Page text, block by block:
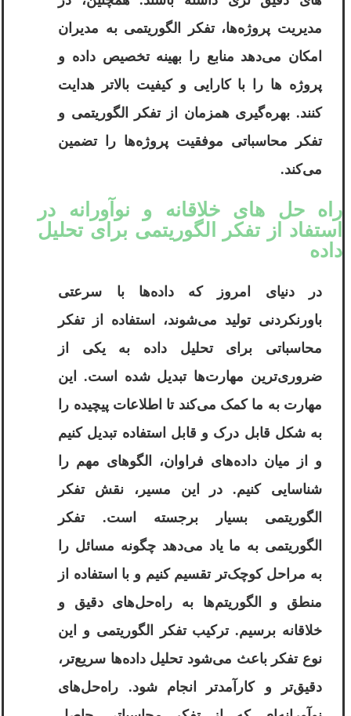
مدیریت پروژه‌ها، تفکر الگوریتمی به مدیران
امکان می‌دهد منابع را بهینه تخصیص داده و
پروژه‌ ها را با کارایی و کیفیت بالاتر هدایت
کنند. بهره‌گیری همزمان از تفکر الگوریتمی و
تفکر محاسباتی موفقیت پروژه‌ها را تضمین
می‌کند.
راه‌ حل‌ های خلاقانه و نوآورانه در
استفاد از تفکر الگوریتمی برای تحلیل
داده
در دنیای امروز که داده‌ها با سرعتی
باورنکردنی تولید می‌شوند، استفاده از تفکر
محاسباتی برای تحلیل داده به یکی از
ضروری‌ترین مهارت‌ها تبدیل شده است. این
مهارت به ما کمک می‌کند تا اطلاعات پیچیده را
به شکل قابل درک و قابل استفاده تبدیل کنیم
و از میان داده‌های فراوان، الگوهای مهم را
شناسایی کنیم. در این مسیر، نقش تفکر
الگوریتمی بسیار برجسته است. تفکر
الگوریتمی به ما یاد می‌دهد چگونه مسائل را
به مراحل کوچک‌تر تقسیم کنیم و با استفاده از
منطق و الگوریتم‌ها به راه‌حل‌های دقیق و
خلاقانه برسیم. ترکیب تفکر الگوریتمی و این
نوع تفکر باعث می‌شود تحلیل داده‌ها سریع‌تر،
دقیق‌تر و کارآمدتر انجام شود. راه‌حل‌های